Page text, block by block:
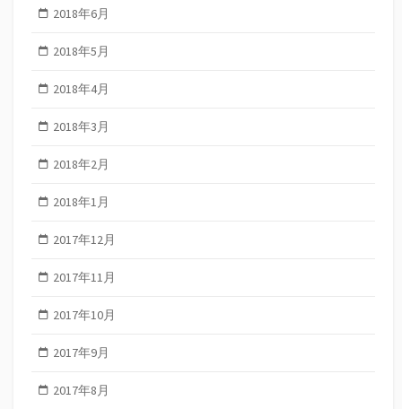
2018年6月
2018年5月
2018年4月
2018年3月
2018年2月
2018年1月
2017年12月
2017年11月
2017年10月
2017年9月
2017年8月